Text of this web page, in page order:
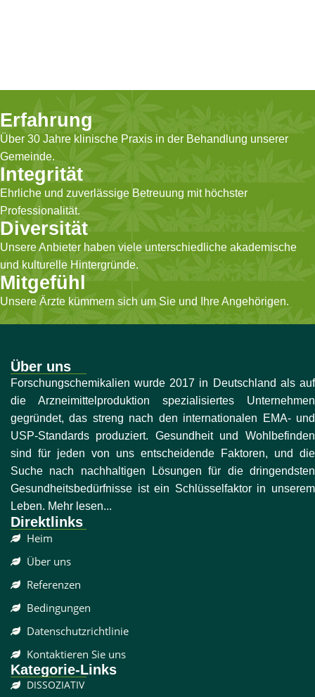
Erfahrung
Über 30 Jahre klinische Praxis in der Behandlung unserer
Gemeinde.
Integrität
Ehrliche und zuverlässige Betreuung mit höchster
Professionalität.
Diversität
Unsere Anbieter haben viele unterschiedliche akademische
und kulturelle Hintergründe.
Mitgefühl
Unsere Ärzte kümmern sich um Sie und Ihre Angehörigen.
Über uns
Forschungschemikalien wurde 2017 in Deutschland als auf
die Arzneimittelproduktion spezialisiertes Unternehmen
gegründet, das streng nach den internationalen EMA- und
USP-Standards produziert. Gesundheit und Wohlbefinden
sind für jeden von uns entscheidende Faktoren, und die
Suche nach nachhaltigen Lösungen für die dringendsten
Gesundheitsbedürfnisse ist ein Schlüsselfaktor in unserem
Leben. Mehr lesen...
Direktlinks
Heim
Über uns
Referenzen
Bedingungen
Datenschutzrichtlinie
Kontaktieren Sie uns
Kategorie-Links
DISSOZIATIV